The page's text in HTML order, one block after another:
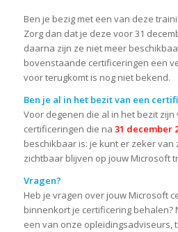
Ben je bezig met een van deze
Zorg dan dat je deze voor 31
daarna zijn ze niet meer
bovenstaande certificeringen een
voor terugkomt is nog niet bekend.
Ben je al in het bezit van een
Voor degenen die al in het bezit zijn
certificeringen die na 31 december
beschikbaar is: je kunt er zeker van
zichtbaar blijven op jouw Microsoft
Vragen?
Heb je vragen over jouw Microsoft
binnenkort je certificering behalen?
een van onze opleidingsadviseurs,